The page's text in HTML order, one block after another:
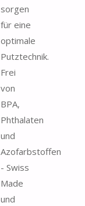
sorgen
für eine
optimale
Putztechnik.
Frei
von
BPA,
Phthalaten
und
Azofarbstoffen
- Swiss
Made
und